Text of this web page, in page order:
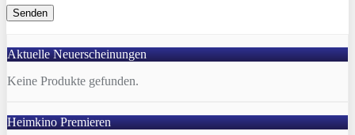
Aktuelle Neuerscheinungen
Keine Produkte gefunden.
Heimkino Premieren